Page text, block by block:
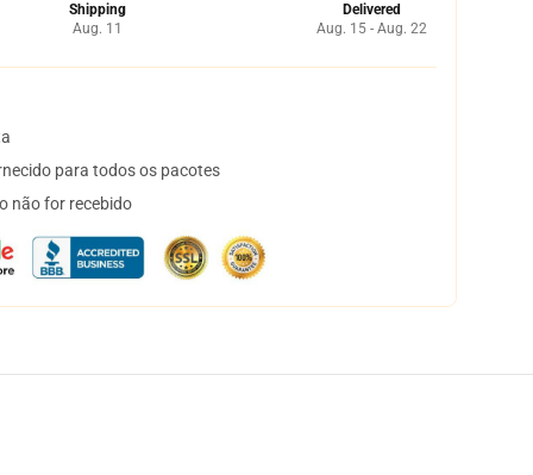
Shipping
Aug. 11
Delivered
Aug. 15 - Aug. 22
para todos os pacotes
não for recebido